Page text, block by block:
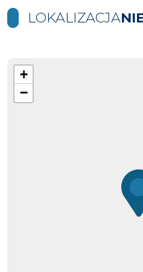
LOKALIZACJA
+
−